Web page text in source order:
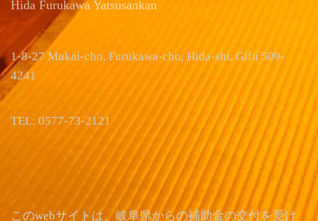
Hida Furukawa Yatsusankan
1-8-27 Mukai-cho, Furukawa-cho, Hida-shi, Gifu 509-
4241
TEL: 0577-73-2121
このwebサイトは、岐阜県からの補助金の交付を受け